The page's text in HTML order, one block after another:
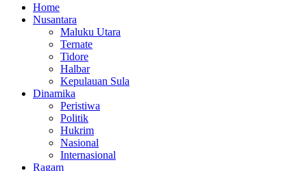
Home
Nusantara
Maluku Utara
Ternate
Tidore
Halbar
Kepulauan Sula
Dinamika
Peristiwa
Politik
Hukrim
Nasional
Internasional
Ragam